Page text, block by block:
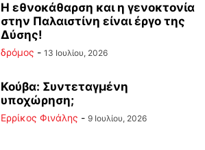
Η εθνοκάθαρση και η γενοκτονία
στην Παλαιστίνη είναι έργο της
Δύσης!
δρόμος - 13 Ιουλίου, 2026
Κούβα: Συντεταγμένη
υποχώρηση;
Ερρίκος Φινάλης - 9 Ιουλίου, 2026